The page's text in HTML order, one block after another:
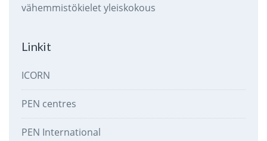
vähemmistökieletyleiskokous
Linkit
ICORN
PEN centres
PEN International